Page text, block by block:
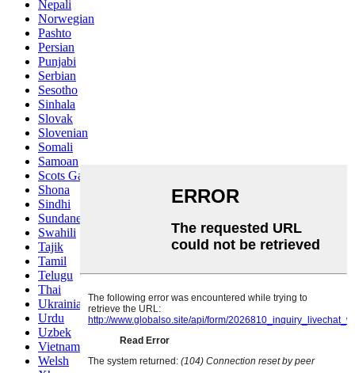
Nepali
Norwegian
Pashto
Persian
Punjabi
Serbian
Sesotho
Sinhala
Slovak
Slovenian
Somali
Samoan
Scots Gaelic
Shona
Sindhi
Sundanese
Swahili
Tajik
Tamil
Telugu
Thai
Ukrainian
Urdu
Uzbek
Vietnamese
Welsh